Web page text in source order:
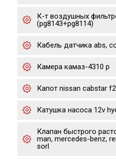
К-т воздушных
(pg8143+pg8114)
Кабель датчика abs,
Камера камаз-4310 р
Капот nissan cabstar
Катушка насоса 12v
Клапан быстрого
man, mercedes-benz,
sorl